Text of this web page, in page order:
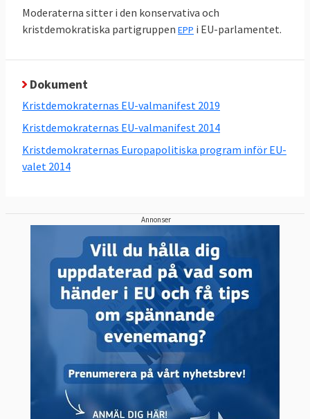
Moderaterna sitter i den konservativa och
kristdemokratiska partigruppen EPP i EU-parlamentet.
Dokument
Kristdemokraternas EU-valmanifest 2019
Kristdemokraternas EU-valmanifest 2014
Kristdemokraternas Europapolitiska program inför EU-
valet 2014
Annonser